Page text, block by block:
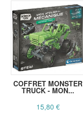
COFFRET MONSTER
TRUCK - MON...
15,80 €